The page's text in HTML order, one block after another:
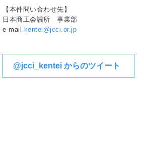
【本件問い合わせ先】
日本商工会議所 事業部
e-mail
kentei@jcci.or.jp
@jcci_kentei からのツイート